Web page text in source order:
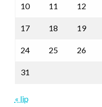
10 11 12
17 18 19
24 25 26
31
« lip